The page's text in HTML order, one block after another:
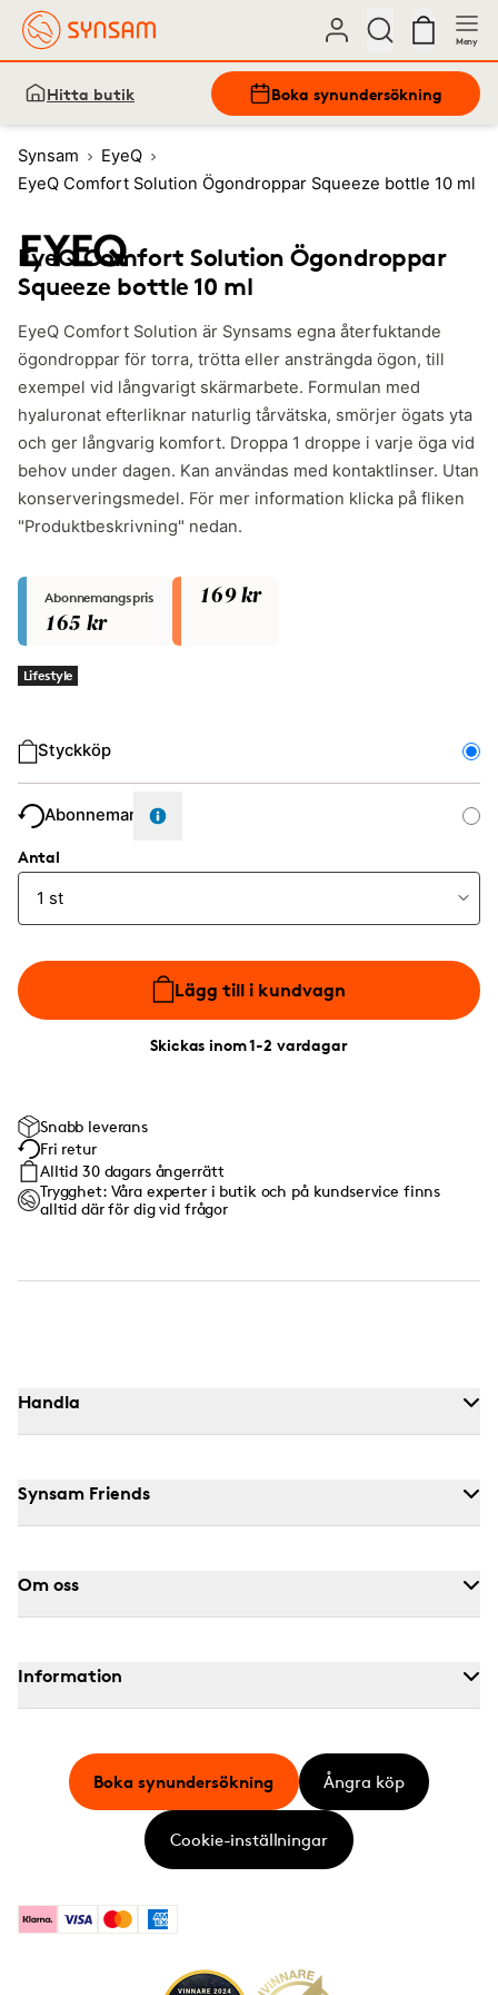
Meny
Hitta butik Boka synundersökning
Synsam
EyeQ
EyeQ Comfort Solution Ögondroppar Squeeze bottle 10 ml
EyeQ Comfort Solution Ögondroppar
Squeeze bottle 10 ml
EyeQ Comfort Solution är Synsams egna återfuktande
ögondroppar för torra, trötta eller ansträngda ögon, till
exempel vid långvarigt skärmarbete. Formulan med
hyaluronat efterliknar naturlig tårvätska, smörjer ögats yta
och ger långvarig komfort. Droppa 1 droppe i varje öga vid
behov under dagen. Kan användas med kontaktlinser. Utan
konserveringsmedel. För mer information klicka på fliken
"Produktbeskrivning" nedan.
Abonnemangspris
165 kr
169 kr
Lifestyle
Styckköp
Abonnemang
Antal
Lägg till i kundvagn
Skickas inom 1-2 vardagar
Snabb leverans
Fri retur
Alltid 30 dagars ångerrätt
Trygghet: Våra experter i butik och på kundservice finns
alltid där för dig vid frågor
Handla
Synsam Friends
Om oss
Information
KlarnaVisa MastercardAmerican Express
Boka synundersökning Ångra köp
Cookie-inställningar